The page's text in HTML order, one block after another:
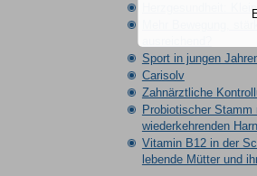
Herzgesundheit:
Mehr Bewegung,
Sport in jungen
Carisolv
Zahnärztliche
Probiotischer
wiederkehrenden
Vitamin B12 in der
lebende Mütter und